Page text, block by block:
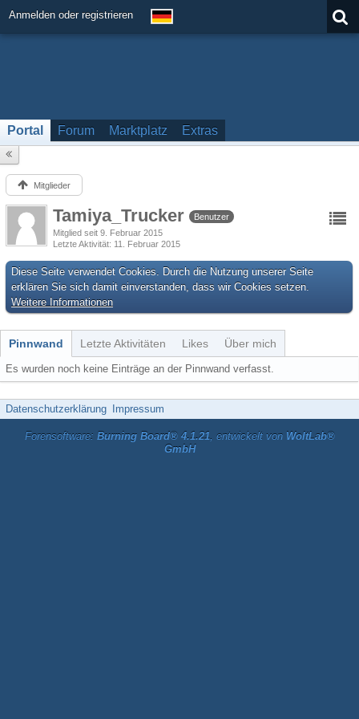
Anmelden oder registrieren
Portal Forum Marktplatz Extras
Mitglieder
Tamiya_Trucker
Benutzer
Mitglied seit 9. Februar 2015
Letzte Aktivität 11. Februar 2015
Diese Seite verwendet Cookies. Durch die Nutzung unserer Seite
erklären Sie sich damit einverstanden, dass wir Cookies setzen.
Weitere Informationen
Pinnwand Letzte Aktivitäten Likes Über mich
Es wurden noch keine Einträge an der Pinnwand verfasst.
Datenschutzerklärung Impressum
Forensoftware: Burning Board® 4.1.21, entwickelt von WoltLab®
GmbH